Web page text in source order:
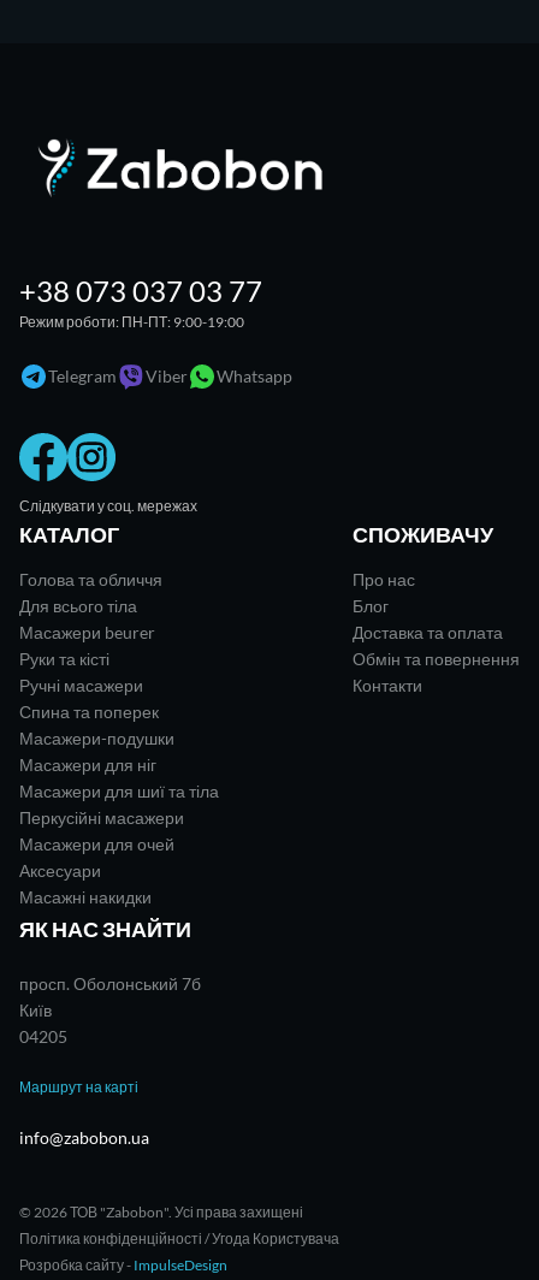
+38 073 037 03 77
Режим роботи: ПН-ПТ: 9:00-19:00
Telegram Viber Whatsapp
Слідкувати у соц. мережах
ЯК НАС ЗНАЙТИ
просп. Оболонський 7б
Київ
04205
Маршрут на карті
info@zabobon.ua
КАТАЛОГ
Голова та обличчя
Для всього тіла
Масажери beurer
Руки та кісті
Ручні масажери
Спина та поперек
Масажери-подушки
Масажери для ніг
Масажери для шиї та тіла
Перкусійні масажери
Масажери для очей
Аксесуари
Масажні накидки
СПОЖИВАЧУ
Про нас
Блог
Доставка та оплата
Обмін та повернення
Контакти
© 2026 ТОВ "Zabobon". Усі права захищені
Політика конфіденційності / Угода Користувача
Розробка сайту - ImpulseDesign